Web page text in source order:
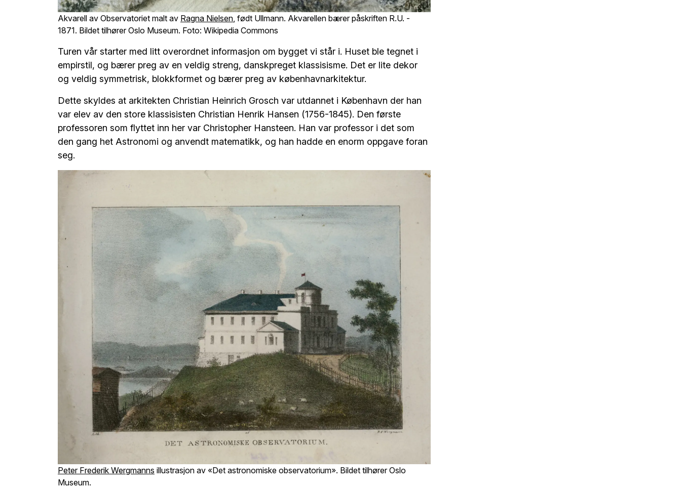
Akvarell av Observatoriet malt avRagna Nielsen, født Ullmann. Akvarellen bærer påskriftenR.U. -
1871. Bildet tilhører Oslo Museum. Foto: Wikipedia Commons
Turen vår starter med litt overordnet informasjon om bygget vi står i. Huset ble tegnet i
empirstil, og bærer preg av en veldig streng, danskpreget klassisisme. Det er lite dekor
og veldig symmetrisk, blokkformet og bærer preg av københavnarkitektur.
Dette skyldes at arkitekten Christian Heinrich Grosch var utdannet i København der han
var elev av den store klassisisten Christian Henrik Hansen (1756-1845). Den første
professoren som flyttet inn her var Christopher Hansteen. Han var professor i det som
den gang het Astronomi og anvendt matematikk, og han hadde en enorm oppgave foran
Peter Frederik Wergmannsillustrasjon av «Det astronomiske observatorium». Bildet tilhører Oslo
Museum.